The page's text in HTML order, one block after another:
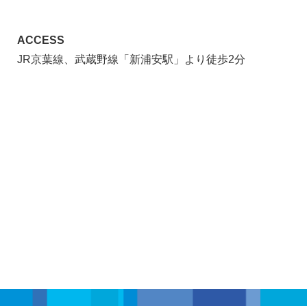
ACCESS
JR京葉線、武蔵野線「新浦安駅」より徒歩2分